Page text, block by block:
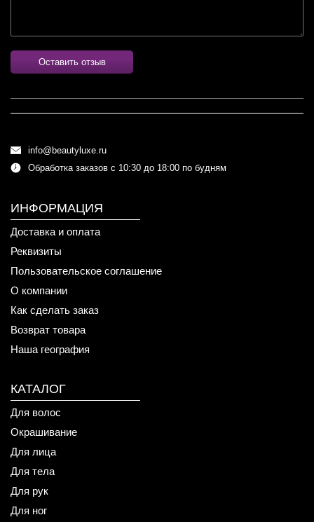
Оставить отзыв
info@beautyluxe.ru
Обработка заказов с 10:30 до 18:00 по будням
ИНФОРМАЦИЯ
Доставка и оплата
Реквизиты
Пользовательское соглашение
О компании
Как сделать заказ
Возврат товара
Наша география
КАТАЛОГ
Для волос
Окрашивание
Для лица
Для тела
Для рук
Для ног